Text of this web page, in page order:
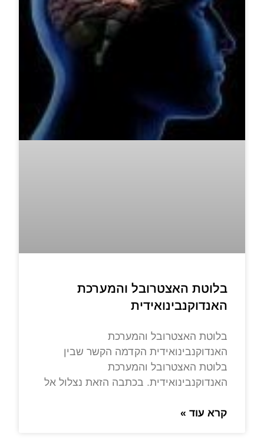
בלוטת האצטרובל והמערכת
האנדוקנבינואידית
בלוטת האצטרובל והמערכת
האנדוקנבינואידית הקדמה הקשר שבין
בלוטת האצטרובל והמערכת
האנדוקנבינואידית. בכתבה הזאת נצלול אל
קרא עוד »